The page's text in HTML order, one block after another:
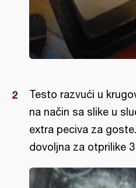
Testo razvući u
na način sa slike u
extra peciva za
dovoljna za otprilike 3